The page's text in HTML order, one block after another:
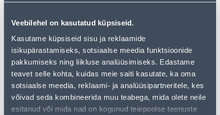
Veebilehel on kasutatud küpsiseid.
Kasutame küpsiseid sisu ja reklaamide
isikupärastamiseks, sotsiaalse meedia funktsioonide
pakkumiseks ning liikluse analüüsimiseks. Edastame
teavet selle kohta, kuidas meie saiti kasutate, ka oma
sotsiaalse meedia, reklaami- ja analüüsipartneritele, kes
võivad seda kombineerida muu teabega, mida olete neile
esitanud või mida nad on kogunud teiepoolse teenuste
• Ümbrispott on mõõtmetega Ø 24 x 22 cm.
• Värvus ookerkollane.
• Valmistatud terrakotast.
• 14-päevane tagastusõigus.
Tarne pole võimalik